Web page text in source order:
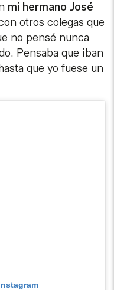
mi hermano José
otros colegas que
no pensé nunca
Pensaba que iban
que yo fuese un